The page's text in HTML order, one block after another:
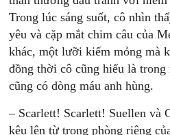
Trong lúc sáng suốt, cô nhìn
yêu và cặp mắt chim câu của
khác, một lưỡi kiếm mỏng mà
đồng thời cô cũng hiểu là trong
cũng có dòng máu anh hùng.
– Scarlett! Scarlett! Suellen và
kêu lên từ trong phòng riêng